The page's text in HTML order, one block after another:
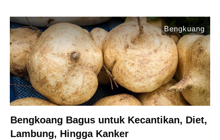
Bengkuang
Bengkoang Bagus untuk Kecantikan, Diet,
Lambung, Hingga Kanker